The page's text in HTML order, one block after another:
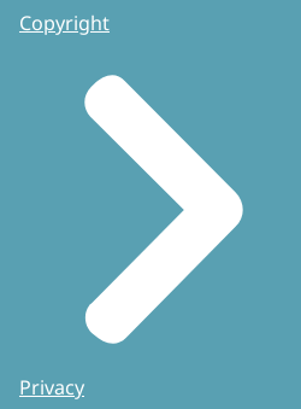
Copyright
Privacy